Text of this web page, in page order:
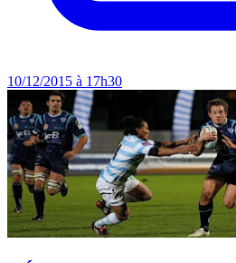
10/12/2015 à 17h30